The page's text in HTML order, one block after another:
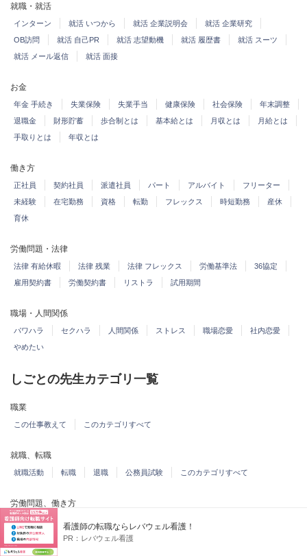
就職・就活
インターン 就活 いつから 就活 企業説明会
就活 企業研究
OB訪問
就活 自己PR 就活 志望動機 就活 履歴書
就活 スーツ
就活 メール返信
就活 面接
お金
年金 手続き 失業保険 失業手当 健康保険 社会保険
年末調整
退職金
財形貯蓄 歩合制とは 基本給とは 月収とは
月給とは
手取りとは
年収とは
働き方
正社員 契約社員 派遣社員 パート アルバイト
フリーター
未経験
在宅勤務 資格 転勤 フレックス 時短勤務
産休
育休
労働問題・法律
法律 有給休暇 法律 残業 法律 フレックス 労働基準法
36協定
雇用契約書
労働契約書 リストラ 試用期間
職場・人間関係
パワハラ セクハラ 人間関係 ストレス 職場恋愛
社内恋愛
やめたい
しごとの先生カテゴリ一覧
職業
この仕事教えて このカテゴリすべて
就職、転職
就職活動 転職 退職 公務員試験 このカテゴリすべて
労働問題、働き方
単身赴任、転勤
仕事効率化、ノウハウ
このカテゴリすべて
看護師の転職ならレバウェル看護！
PR： レバウェル看護